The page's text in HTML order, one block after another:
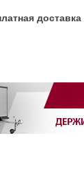
доставка